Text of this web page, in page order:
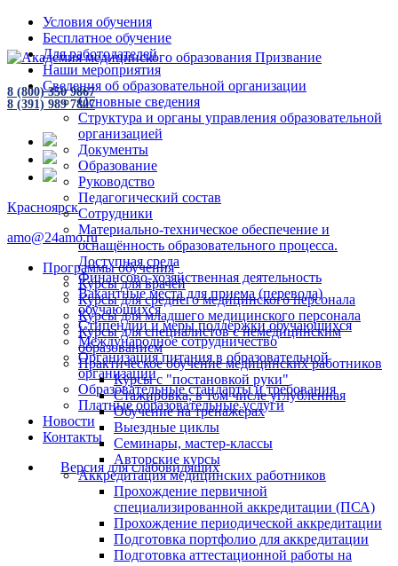
Условия обучения
Бесплатное обучение
Для работодателей
Наши мероприятия
Сведения об образовательной организации
Основные сведения
Структура и органы управления образовательной
организацией
Документы
Образование
Руководство
Педагогический состав
Сотрудники
Материально-техническое обеспечение и
оснащённость образовательного процесса.
Доступная среда
Финансово-хозяйственная деятельность
Вакантные места для приема (перевода)
обучающихся
Стипендии и меры поддержки обучающихся
Международное сотрудничество
Организация питания в образовательной
организации
Образовательные стандарты и требования
Платные образовательные услуги
Новости
Контакты
Версия для слабовидящих
8 (800) 350 9867
8 (391) 989 7807
Красноярск
amo@24amo.ru
Программы обучения
Курсы для врачей
Курсы для среднего медицинского персонала
Курсы для младшего медицинского персонала
Курсы для специалистов с немедицинским
образованием
Практическое обучение медицинских работников
Курсы с "постановкой руки"
Стажировка, в том числе углубленная
Обучение на тренажёрах
Выездные циклы
Семинары, мастер-классы
Авторские курсы
Аккредитация медицинских работников
Прохождение первичной
специализированной аккредитации (ПСА)
Прохождение периодической аккредитации
Подготовка портфолио для аккредитации
Подготовка аттестационной работы на